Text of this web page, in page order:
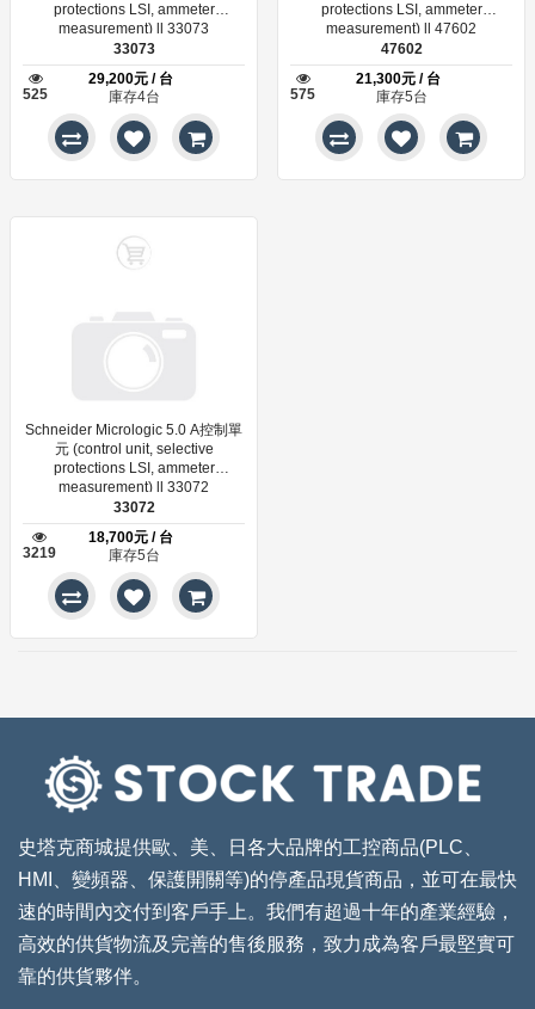
protections LSI, ammeter
measurement) ll 33073
33073
525
29,200元 / 台
庫存4台
protections LSI, ammeter
measurement) ll 47602
47602
575
21,300元 / 台
庫存5台
Schneider Micrologic 5.0 A控制單
元 (control unit, selective
protections LSI, ammeter
measurement) ll 33072
33072
3219
18,700元 / 台
庫存5台
史塔克商城提供歐、美、日各大品牌的工控商品(PLC、
HMI、變頻器、保護開關等)的停產品現貨商品，並可在最快
速的時間內交付到客戶手上。我們有超過十年的產業經驗，
高效的供貨物流及完善的售後服務，致力成為客戶最堅實可
靠的供貨夥伴。